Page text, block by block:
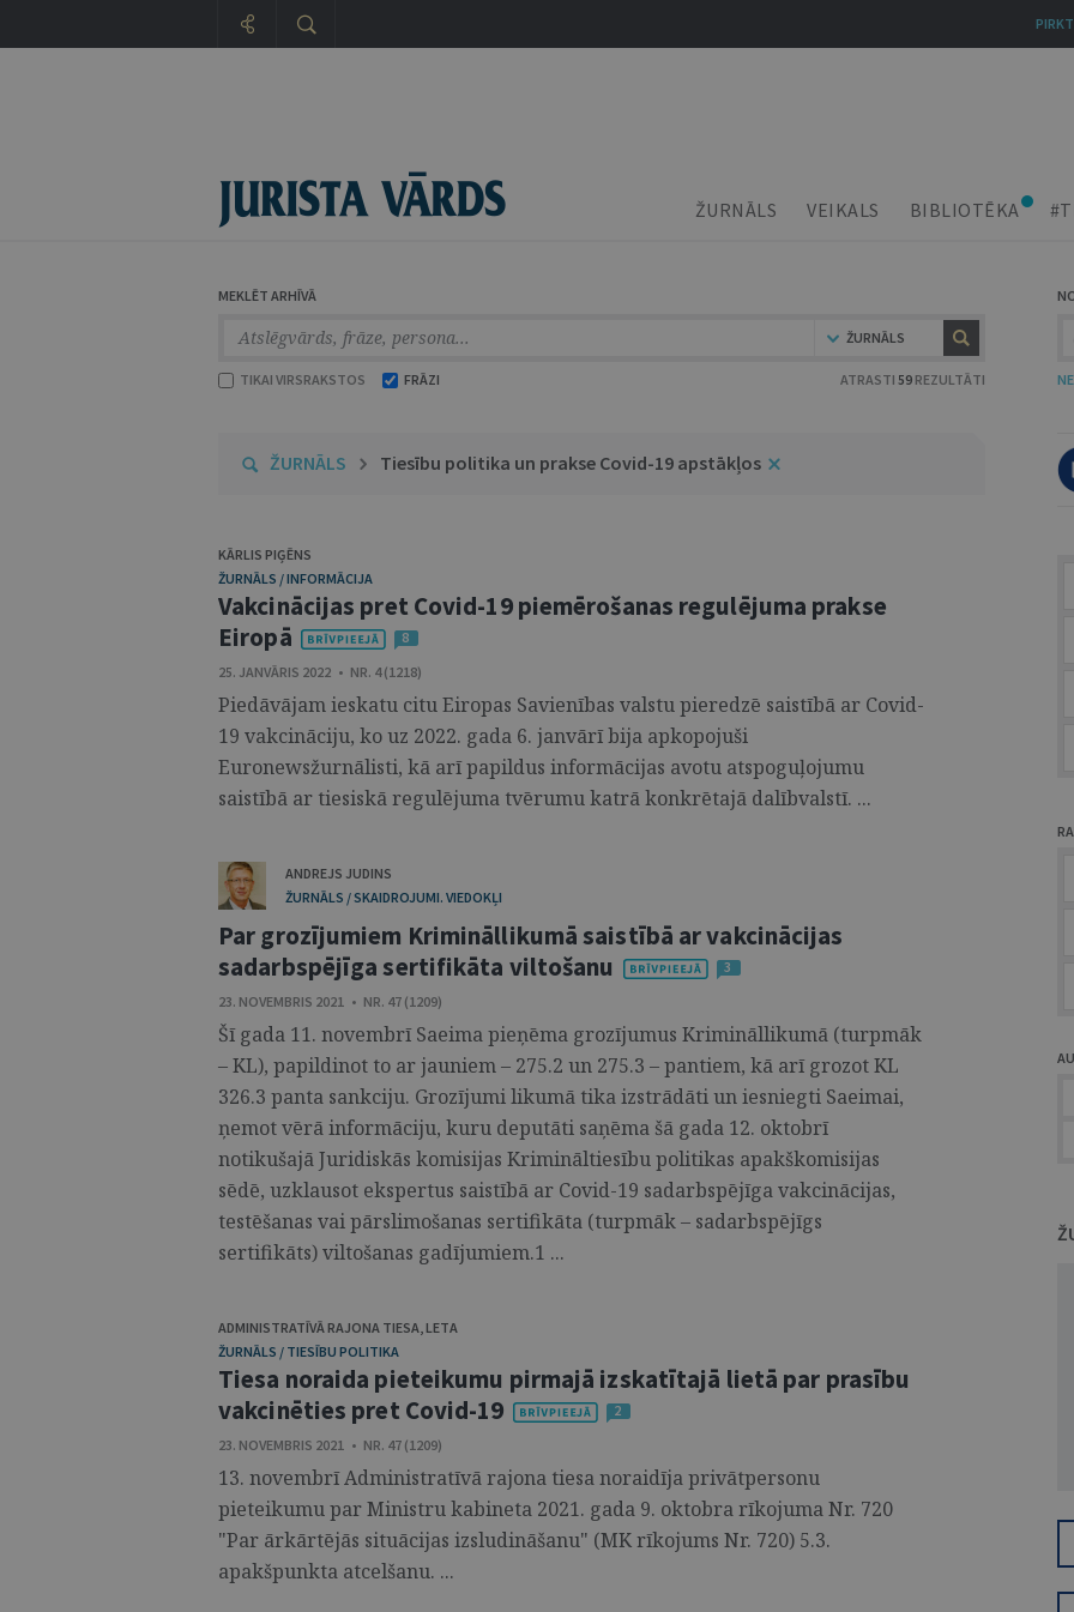
ŽURNĀLS VEIKALS BIBLIOTĒKA
MEKLĒT ARHĪVĀ
ŽURNĀLS
TIKAI VIRSRAKSTOS FRĀZI ATRASTI 59 REZULTĀTI
ŽURNĀLS Tiesību politika un prakse Covid-19 apstākļos
KĀRLIS PIĢĒNS
ŽURNĀLS / INFORMĀCIJA
Vakcinācijas pret Covid-19 piemērošanas regulējuma prakse
Eiropā
8
25. JANVĀRIS 2022 • NR. 4 (1218)
Piedāvājam ieskatu citu Eiropas Savienības valstu pieredzē saistībā ar Covid-
19 vakcināciju, ko uz 2022. gada 6. janvārī bija apkopojuši
Euronewsžurnālisti, kā arī papildus informācijas avotu atspoguļojumu
saistībā ar tiesiskā regulējuma tvērumu katrā konkrētajā dalībvalstī. ...
ANDREJS JUDINS
ŽURNĀLS / SKAIDROJUMI. VIEDOKĻI
Par grozījumiem Krimināllikumā saistībā ar vakcinācijas
sadarbspējīga sertifikāta viltošanu
3
23. NOVEMBRIS 2021 • NR. 47 (1209)
Šī gada 11. novembrī Saeima pieņēma grozījumus Krimināllikumā (turpmāk
– KL), papildinot to ar jauniem – 275.2 un 275.3 – pantiem, kā arī grozot KL
326.3 panta sankciju. Grozījumi likumā tika izstrādāti un iesniegti Saeimai,
ņemot vērā informāciju, kuru deputāti saņēma šā gada 12. oktobrī
notikušajā Juridiskās komisijas Krimināltiesību politikas apakškomisijas
sēdē, uzklausot ekspertus saistībā ar Covid-19 sadarbspējīga vakcinācijas,
testēšanas vai pārslimošanas sertifikāta (turpmāk – sadarbspējīgs
sertifikāts) viltošanas gadījumiem.1 ...
ADMINISTRATĪVĀ RAJONA TIESA,LETA
ŽURNĀLS / TIESĪBU POLITIKA
Tiesa noraida pieteikumu pirmajā izskatītajā lietā par prasību
vakcinēties pret Covid-19
2
23. NOVEMBRIS 2021 • NR. 47 (1209)
13. novembrī Administratīvā rajona tiesa noraidīja privātpersonu
pieteikumu par Ministru kabineta 2021. gada 9. oktobra rīkojuma Nr. 720
"Par ārkārtējās situācijas izsludināšanu" (MK rīkojums Nr. 720) 5.3.
apakšpunkta atcelšanu. ...
PIRKT